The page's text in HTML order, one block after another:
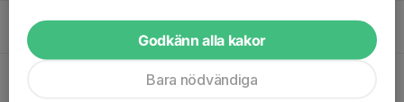
Mån
Hjärnarpsvallen A-plan
Godkänn alla kakor
Bara nödvändiga